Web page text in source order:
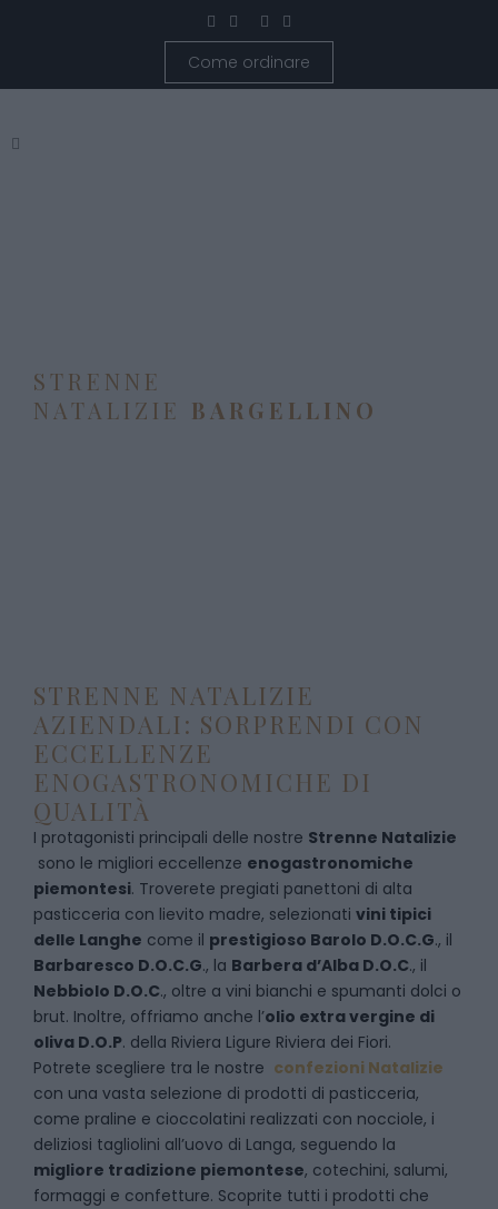
Come ordinare
STRENNE
NATALIZIE BARGELLINO
STRENNE NATALIZIE
AZIENDALI: SORPRENDI CON
ECCELLENZE
ENOGASTRONOMICHE DI
QUALITÀ
I protagonisti principali delle nostre Strenne Natalizie
sono le migliori eccellenze enogastronomiche
piemontesi. Troverete pregiati panettoni di alta
pasticceria con lievito madre, selezionati vini tipici
delle Langhe come il prestigioso Barolo D.O.C.G., il
Barbaresco D.O.C.G., la Barbera d’Alba D.O.C., il
Nebbiolo D.O.C., oltre a vini bianchi e spumanti dolci o
brut. Inoltre, offriamo anche l’olio extra vergine di
oliva D.O.P. della Riviera Ligure Riviera dei Fiori.
Potrete scegliere tra le nostre confezioni Natalizie
con una vasta selezione di prodotti di pasticceria,
come praline e cioccolatini realizzati con nocciole, i
deliziosi tagliolini all’uovo di Langa, seguendo la
migliore tradizione piemontese, cotechini, salumi,
formaggi e confetture. Scoprite tutti i prodotti che